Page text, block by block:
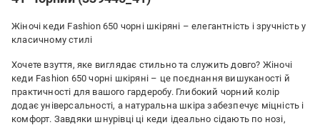
Жіночі кеди Fashion 650 чорні шкіряні – елегантність і зручність у
класичному стилі
Хочете взуття, яке виглядає стильно та служить довго? Жіночі
кеди Fashion 650 чорні шкіряні – це поєднання вишуканості й
практичності для вашого гардеробу. Глибокий чорний колір
додає універсальності, а натуральна шкіра забезпечує міцність і
комфорт. Завдяки шнурівці ці кеди ідеально сідають по нозі,